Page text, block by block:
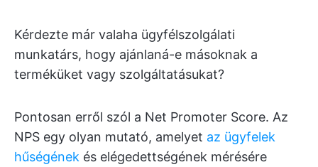
Kérdezte már valaha ügyfélszolgálati
munkatárs, hogy ajánlaná-e másoknak a
terméküket vagy szolgáltatásukat?
Pontosan erről szól a Net Promoter Score. Az
NPS egy olyan mutató, amelyet az ügyfelek
hűségének és elégedettségének mérésére